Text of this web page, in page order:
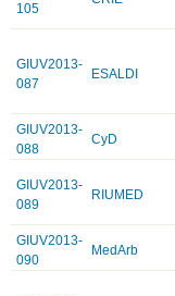
105
GIUV2013-
087
ESALDI
GIUV2013-
088
CyD
GIUV2013-
089
RIUMED
GIUV2013-
090
MedArb